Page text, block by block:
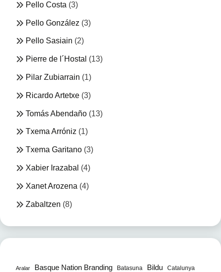
Pello Costa (3)
Pello González (3)
Pello Sasiain (2)
Pierre de l´Hostal (13)
Pilar Zubiarrain (1)
Ricardo Artetxe (3)
Tomás Abendaño (13)
Txema Arróniz (1)
Txema Garitano (3)
Xabier Irazabal (4)
Xanet Arozena (4)
Zabaltzen (8)
Aralar Basque Nation Branding Batasuna Bildu Catalunya